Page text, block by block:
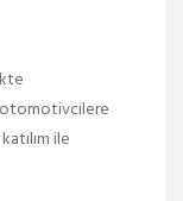
ile